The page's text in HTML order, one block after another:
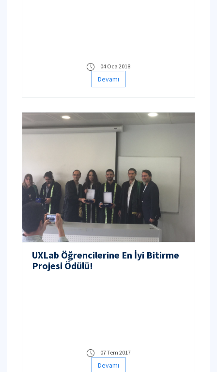
04 Oca 2018
Devamı
UXLab Öğrencilerine En İyi Bitirme
Projesi Ödülü!
07 Tem 2017
Devamı